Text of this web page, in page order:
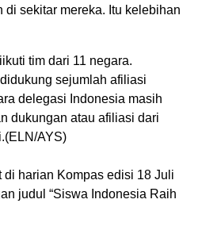
di sekitar mereka. Itu kelebihan
tim dari 11 negara.
sejumlah afiliasi
delegasi Indonesia masih
dukungan atau afiliasi dari
AYS)
di harian Kompas edisi 18 Juli
judul “Siswa Indonesia Raih